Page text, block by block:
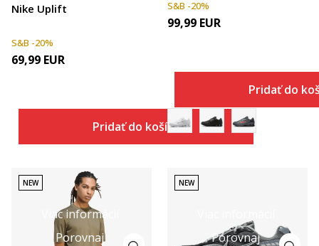
Nike Uplift
S&B -20%
69,99 EUR
Pridať do košíka
S&B -20%
99,99 EUR
Pridať do
Viac informácií
Porovnaj
NEW
Porovnaj
NEW